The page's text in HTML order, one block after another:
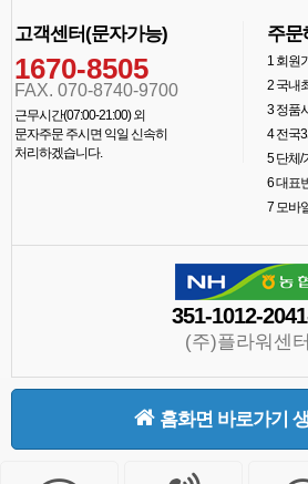
고객센터(문자가능)
1670-8505
FAX. 070-8740-9700
근무시간(07:00-21:00) 외
문자주문 주시면 익일 신속히
처리하겠습니다.
주문
1회원
2국내
3정품
4전국3
5단체/
6대표
7모바
351-1012-
(주)플라워센터
홈화면 바로가기